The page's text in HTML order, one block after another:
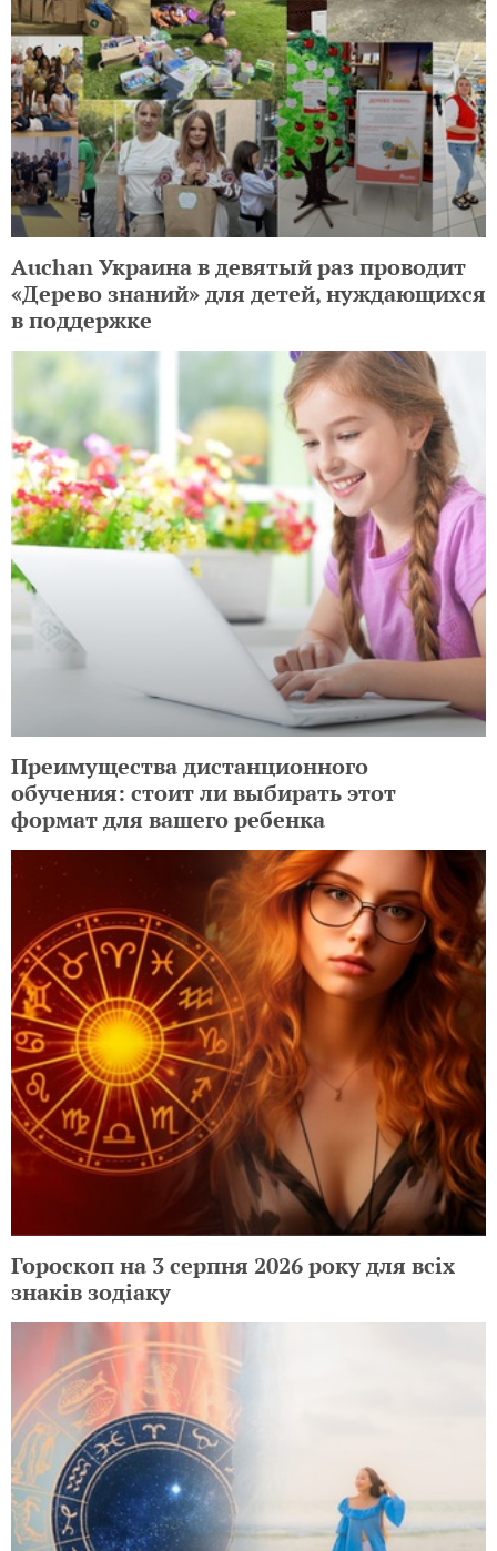
Auchan Украина в девятый раз проводит
«Дерево знаний» для детей, нуждающихся
в поддержке
Преимущества дистанционного
обучения: стоит ли выбирать этот
формат для вашего ребенка
Гороскоп на 3 серпня 2026 року для всіх
знаків зодіаку